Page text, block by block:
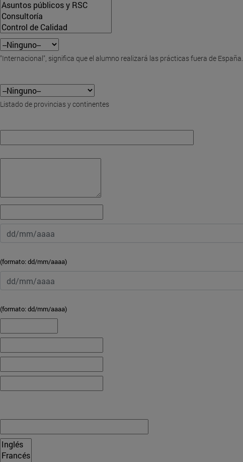
"Internacional", significa que el alumno realizará las prácticas fuera de España.
Listado de provincias y continentes
(formato: dd/mm/aaaa)
(formato: dd/mm/aaaa)